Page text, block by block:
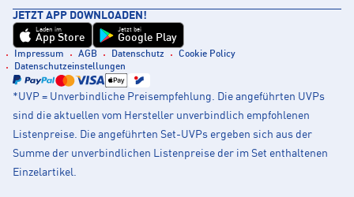
JETZT APP DOWNLOADEN!
Laden im
App Store
Jetzt bei
Google Play
Impressum AGB Datenschutz
Cookie Policy
Datenschutzeinstellungen
*UVP = Unverbindliche Preisempfehlung. Die angeführten UVPs
sind die aktuellen vom Hersteller unverbindlich empfohlenen
Listenpreise. Die angeführten Set-UVPs ergeben sich aus der
Summe der unverbindlichen Listenpreise der im Set enthaltenen
Einzelartikel.